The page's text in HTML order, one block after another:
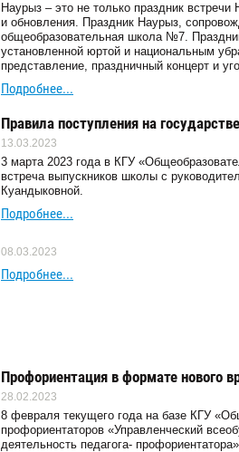
Наурыз – это не только праздник
и обновления. Праздник Наурыз,
общеобразовательная школа №7.
установленной юртой и национальным
представление, праздничный концерт и
Подробнее...
Правила поступления на
13.03.2023
3 марта 2023 года в КГУ
встреча выпускников школы с
Куандыковной.
Подробнее...
08.03.2023
Подробнее...
Профориентация в формате нового
28.02.2023
8 февраля текущего года на базе КГУ
профориентаторов «Управленческий
деятельность педагога-